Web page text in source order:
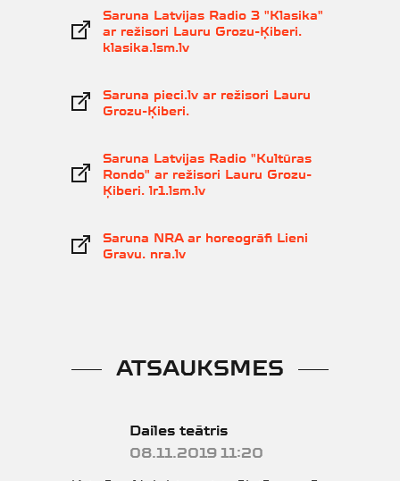
Saruna Latvijas Radio 3 "Klasika"
ar režisori Lauru Grozu-Ķiberi.
klasika.lsm.lv
Saruna pieci.lv ar režisori Lauru
Grozu-Ķiberi.
Saruna Latvijas Radio "Kultūras
Rondo" ar režisori Lauru Grozu-
Ķiberi. lr1.lsm.lv
Saruna NRA ar horeogrāfi Lieni
Gravu. nra.lv
ATSAUKSMES
Dailes teātris
08.11.2019 11:20